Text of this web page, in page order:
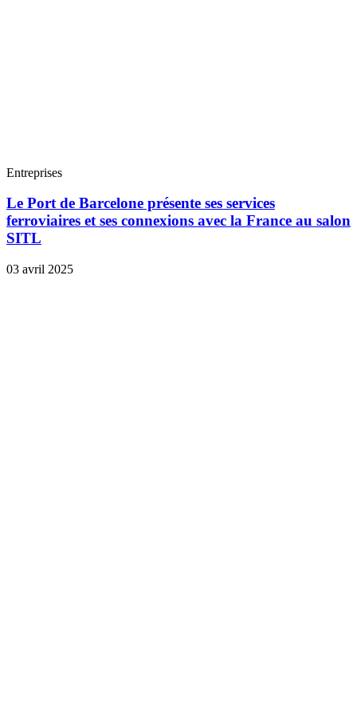
Entreprises
Le Port de Barcelone présente ses services
ferroviaires et ses connexions avec la France au salon
SITL
03 avril 2025